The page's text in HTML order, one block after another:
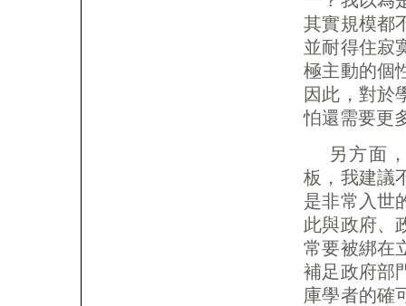
其實規模都
並耐得住寂
極主動的個
因此，對於
怕還需要更
另方面
板，我建議
是非常入世
此與政府、
常要被綁在
補足政府部
庫學者的確